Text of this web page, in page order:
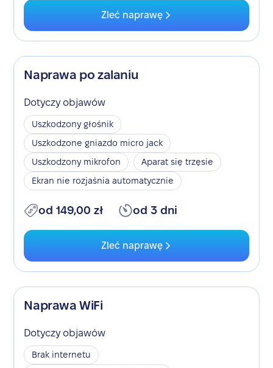
Zleć naprawę
Naprawa po zalaniu
Dotyczy objawów
Uszkodzony głośnik
Uszkodzone gniazdo micro jack
Uszkodzony mikrofon
Aparat się trzęsie
Ekran nie rozjaśnia automatycznie
od 149,00 zł od 3 dni
Zleć naprawę
Naprawa WiFi
Dotyczy objawów
Brak internetu